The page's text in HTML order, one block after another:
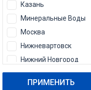
Казань
Минеральные Воды
Москва
Нижневартовск
Нижний Новгород
Пермь
Самара
ПРИМЕНИТЬ